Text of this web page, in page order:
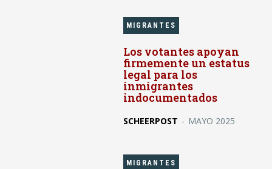
MIGRANTES
Los votantes apoyan
firmemente un estatus
legal para los
inmigrantes
indocumentados
SCHEERPOST - MAYO 2025
MIGRANTES